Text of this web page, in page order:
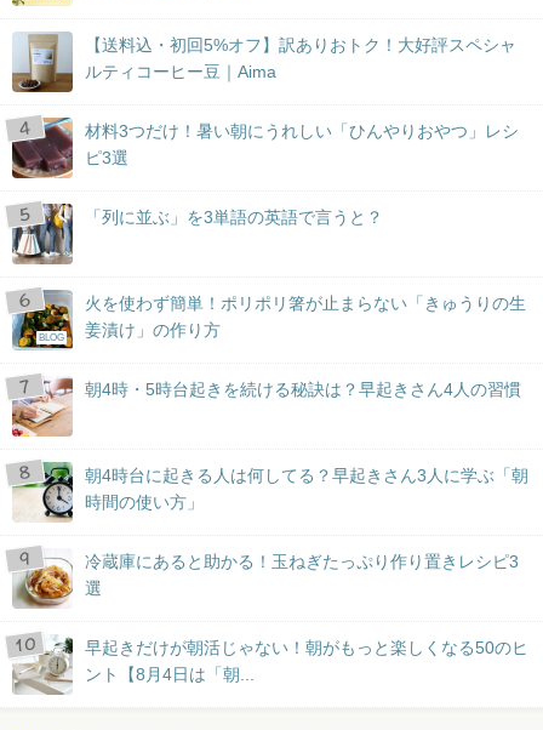
【送料込・初回5%オフ】訳ありおトク！大好評スペシャ
ルティコーヒー豆｜Aima
材料3つだけ！暑い朝にうれしい「ひんやりおやつ」レシ
ピ3選
「列に並ぶ」を3単語の英語で言うと？
BLOG
火を使わず簡単！ポリポリ箸が止まらない「きゅうりの生
姜漬け」の作り方
朝4時・5時台起きを続ける秘訣は？早起きさん4人の習慣
朝4時台に起きる人は何してる？早起きさん3人に学ぶ「朝
時間の使い方」
冷蔵庫にあると助かる！玉ねぎたっぷり作り置きレシピ3
選
早起きだけが朝活じゃない！朝がもっと楽しくなる50のヒ
ント【8月4日は「朝...